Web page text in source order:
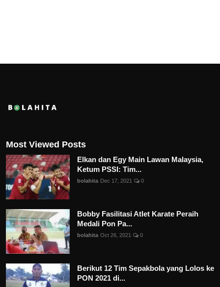
Most Viewed Posts
Elkan dan Egy Main Lawan Malaysia,
Ketum PSSI: Tim...
bolahita Dec 17, 2021 0
Bobby Fasilitasi Atlet Karate Peraih
Medali Pon Pa...
bolahita Oct 26, 2021 0
Berikut 12 Tim Sepakbola yang Lolos ke
PON 2021 di...